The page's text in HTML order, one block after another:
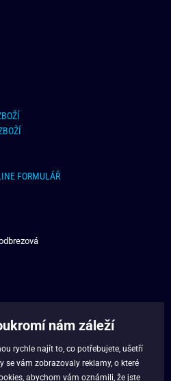
FORMULÁŘ
nám záleží
rychle najít to, co potřebujete, ušetří
se vám zobrazovaly reklamy, o které
, abychom vám oznámili, že jste